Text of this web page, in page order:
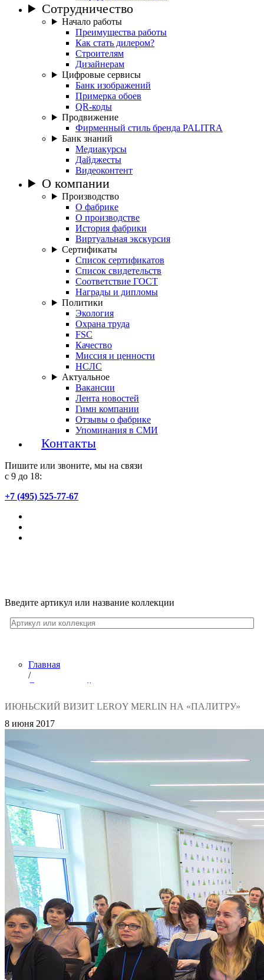
Сотрудничество
Начало работы
Преимущества работы
Как стать дилером?
Строителям
Дизайнерам
Цифровые сервисы
Банк изображений
Примерка обоев
QR-коды
Продвижение
Фирменный стиль бренда PALITRA
Банк знаний
Медиакурсы
Дайджесты
Видеоконтент
О компании
Производство
О фабрике
О производстве
История фабрики
Виртуальная экскурсия
Сертификаты
Список сертификатов
Список свидетельств
Соответствие ГОСТ
Награды и дипломы
Политики
Экология
Охрана труда
FSC
Качество
Миссия и ценности
НСЛС
Актуальное
Вакансии
Лента новостей
Гимн компании
Отзывы о фабрике
Упоминания в СМИ
Контакты
Пишите или звоните, мы на связи
с 9 до 18:
+7 (495) 525-77-67
Введите артикул или название коллекции
Главная
/
Лента новостей
Июньский визит Leroy Merlin на «Палитру»
ИЮНЬСКИЙ ВИЗИТ LEROY MERLIN НА «ПАЛИТРУ»
8 июня 2017